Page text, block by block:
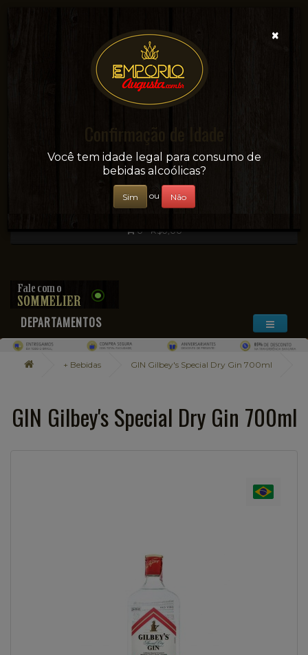
Sua conveniência e adega on-line!
0 - R$0,00
DEPARTAMENTOS
+ Bebidas GIN Gilbey's Special Dry Gin 700ml
GIN Gilbey's Special Dry Gin 700ml
×
Confirmação de Idade
Você tem idade legal para consumo de
bebidas alcoólicas?
Sim ou Não